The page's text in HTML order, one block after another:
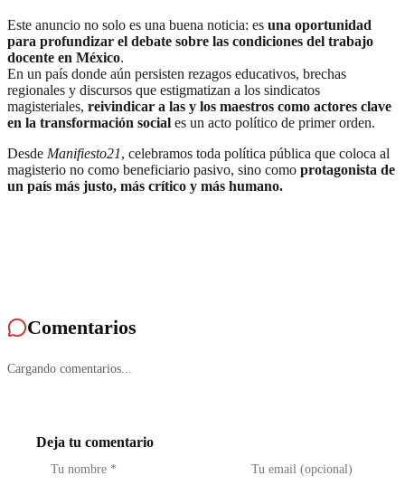
Este anuncio no solo es una buena noticia: es una oportunidad
para profundizar el debate sobre las condiciones del trabajo
docente en México.
En un país donde aún persisten rezagos educativos, brechas
regionales y discursos que estigmatizan a los sindicatos
magisteriales, reivindicar a las y los maestros como actores clave
en la transformación social es un acto político de primer orden.
Desde Manifiesto21, celebramos toda política pública que coloca al
magisterio no como beneficiario pasivo, sino como protagonista de
un país más justo, más crítico y más humano.
Comentarios
Cargando comentarios...
Deja tu comentario